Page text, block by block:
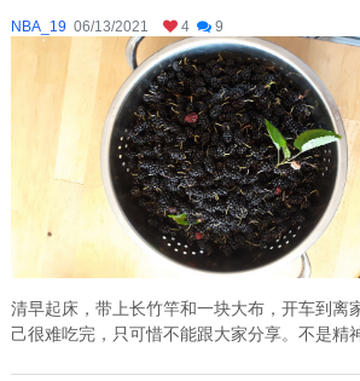
NBA_19 06/13/2021 4 9
清早起床，带上长竹竿和一块大布，开车到
己很难吃完，只可惜不能跟大家分享。不是精